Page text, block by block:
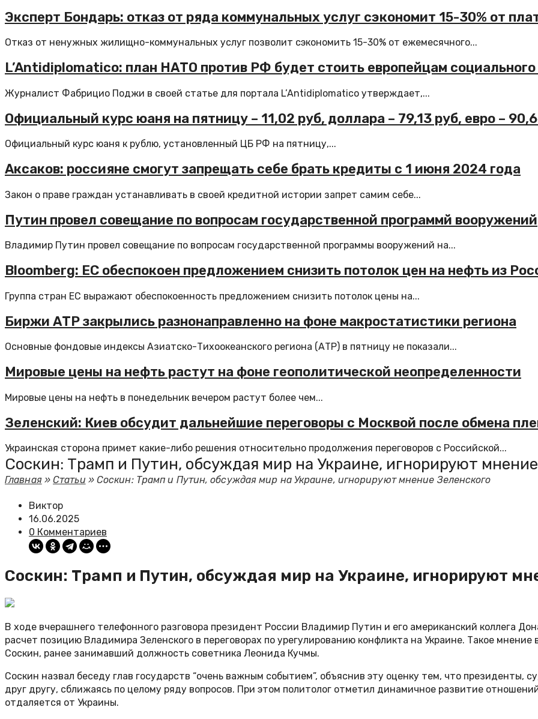
Эксперт Бондарь: отказ от ряда коммунальных услуг сэкономит 15-30% от
Отказ от ненужных жилищно-коммунальных услуг позволит сэкономить 15-30% от ежемесячного...
L’Antidiplomatico: план НАТО против РФ будет стоить европейцам
Журналист Фабрицио Поджи в своей статье для портала L’Antidiplomatico утверждает,...
Официальный курс юаня на пятницу – 11,02 руб, доллара – 79,13 руб, евро –
Официальный курс юаня к рублю, установленный ЦБ РФ на пятницу,...
Аксаков: россияне смогут запрещать себе брать кредиты с 1 июня 2024 года
Закон о праве граждан устанавливать в своей кредитной истории запрет самим себе...
Путин провел совещание по вопросам государственной программй вооружений
Владимир Путин провел совещание по вопросам государственной программы вооружений на...
Bloomberg: ЕС обеспокоен предложением снизить потолок цен на нефть из
Группа стран ЕС выражают обеспокоенность предложением снизить потолок цены на...
Биржи АТР закрылись разнонаправленно на фоне макростатистики региона
Основные фондовые индексы Азиатско-Тихоокеанского региона (АТР) в пятницу не показали...
Мировые цены на нефть растут на фоне геополитической неопределенности
Мировые цены на нефть в понедельник вечером растут более чем...
Зеленский: Киев обсудит дальнейшие переговоры с Москвой после обмена
Украинская сторона примет какие-либо решения относительно продолжения переговоров с Российской...
Соскин: Трамп и Путин, обсуждая мир на Украине, игнорируют
Главная»Статьи » Соскин: Трамп и Путин, обсуждая мир на Украине, игнорируют мнение Зеленского
Виктор
16.06.2025
0 Комментариев
Соскин: Трамп и Путин, обсуждая мир на Украине, игнорируют
В ходе вчерашнего телефонного разговора президент России Владимир Путин и его американский коллега
расчет позицию Владимира Зеленского в переговорах по урегулированию конфликта на Украине. Такое мнение
Соскин, ранее занимавший должность советника Леонида Кучмы.
Соскин назвал беседу глав государств “очень важным событием”, объяснив эту оценку тем, что президенты,
друг другу, сближаясь по целому ряду вопросов. При этом политолог отметил динамичное развитие
отдаляется от Украины.